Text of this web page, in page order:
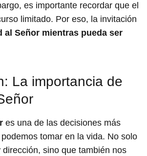
es importante recordar que el
limitado. Por eso, la invitación
al Señor mientras pueda ser
La importancia de
es una de las decisiones más
tomar en la vida. No solo
dirección, sino que también nos